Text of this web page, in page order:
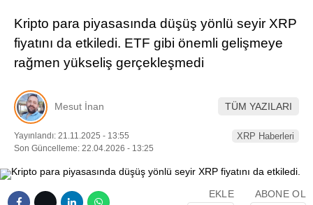
LinkedIn
Kripto para piyasasında düşüş yönlü seyir XRP
fiyatını da etkiledi. ETF gibi önemli gelişmeye
rağmen yükseliş gerçekleşmedi
Mesut İnan TÜM YAZILARI
Yayınlandı: 21.11.2025 - 13:55
Son Güncelleme: 22.04.2026 - 13:25
XRP Haberleri
EKLE ABONE OL